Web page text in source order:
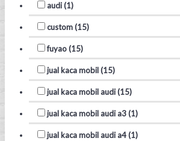
audi (1)
custom (15)
fuyao (15)
jual kaca mobil (15)
jual kaca mobil audi (15)
jual kaca mobil audi a3 (1)
jual kaca mobil audi a4 (1)